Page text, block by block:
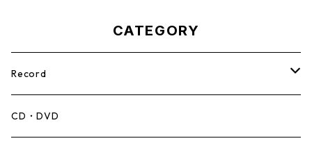
CATEGORY
Record
Mento,Calypso,Ballad
CD・DVD